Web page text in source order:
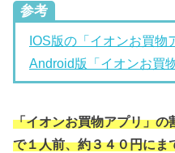
参考
IOS版の「イオンお買物
Android版「イオンお買
「イオンお買物アプリ」の
で１人前、約３４０円にま